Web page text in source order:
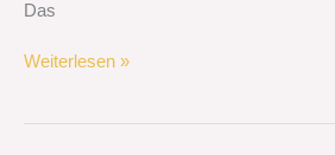
Das
Weiterlesen »